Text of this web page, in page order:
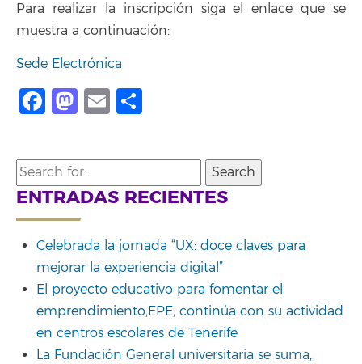
Para realizar la inscripción siga el enlace que se
muestra a continuación:
Sede Electrónica
Facebook
Mastodon
Email
Search
for:
ENTRADAS RECIENTES
Celebrada la jornada “UX: doce claves para
mejorar la experiencia digital”
El proyecto educativo para fomentar el
emprendimiento,EPE, continúa con su actividad
en centros escolares de Tenerife
La Fundación General universitaria se suma,